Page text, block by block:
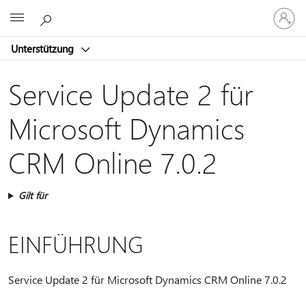
Unterstützung
Bei
Ihrem
Konto
Service Update 2 für
Microsoft Dynamics
CRM Online 7.0.2
Gilt für
EINFÜHRUNG
Service Update 2 für Microsoft Dynamics CRM Online 7.0.2